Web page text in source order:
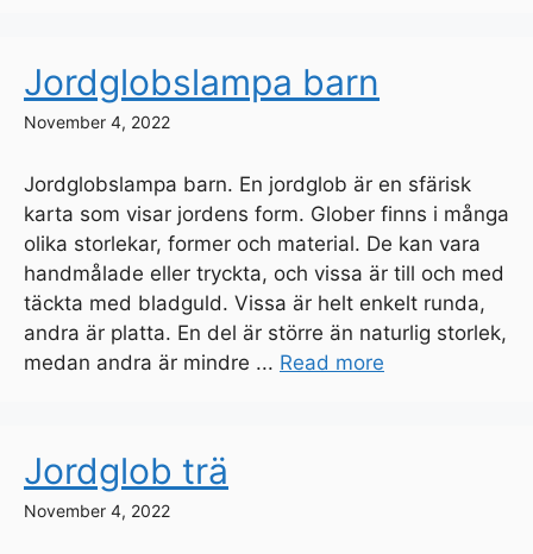
Jordglobslampa barn
November 4, 2022
Jordglobslampa barn. En jordglob är en sfärisk
karta som visar jordens form. Glober finns i många
olika storlekar, former och material. De kan vara
handmålade eller tryckta, och vissa är till och med
täckta med bladguld. Vissa är helt enkelt runda,
andra är platta. En del är större än naturlig storlek,
medan andra är mindre ... Read more
Jordglob trä
November 4, 2022